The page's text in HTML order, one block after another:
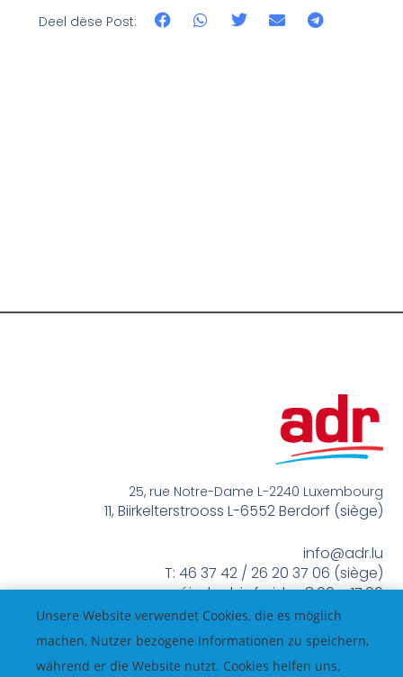
Deel dëse Post:
25, rue Notre-Dame L-2240 Luxembourg
11, Biirkelterstrooss L-6552 Berdorf (siège)
info@adr.lu
T: 46 37 42 / 26 20 37 06 (siège)
méindes bis freides 8:00 – 17:00
Unsere Website verwendet Cookies, die es möglich
machen, Nutzer bezogene Informationen zu speichern,
während er die Website nutzt. Cookies helfen uns,